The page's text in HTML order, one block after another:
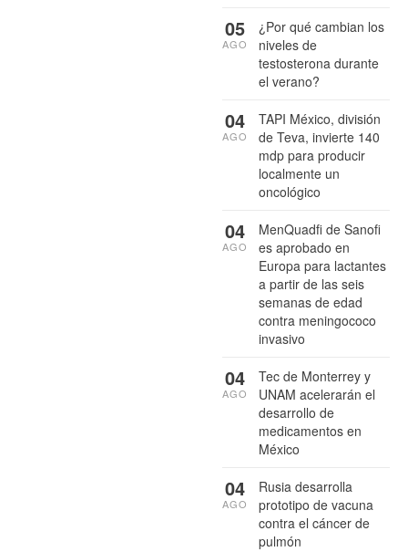
¿Por qué cambian los
niveles de
testosterona durante
el verano?
05
AGO
TAPI México, división
de Teva, invierte 140
mdp para producir
localmente un
oncológico
04
AGO
MenQuadfi de Sanofi
es aprobado en
Europa para lactantes
a partir de las seis
semanas de edad
contra meningococo
invasivo
04
AGO
Tec de Monterrey y
UNAM acelerarán el
desarrollo de
medicamentos en
México
04
AGO
Rusia desarrolla
prototipo de vacuna
contra el cáncer de
pulmón
04
AGO